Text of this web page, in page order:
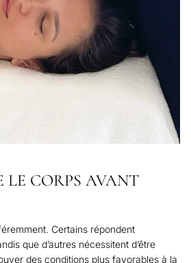
LE CORPS AVANT
Certains répondent
que d’autres nécessitent d’être
des conditions plus favorables à la